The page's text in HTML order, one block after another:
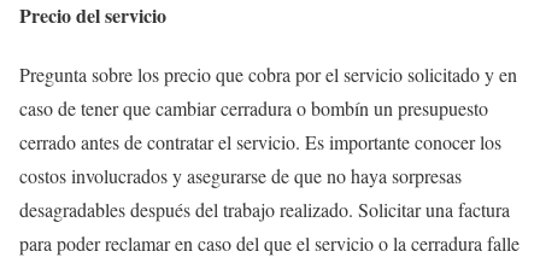
Precio del servicio
Pregunta sobre los precio que cobra por el servicio solicitado y en
caso de tener que cambiar cerradura o bombín un presupuesto
cerrado antes de contratar el servicio. Es importante conocer los
costos involucrados y asegurarse de que no haya sorpresas
desagradables después del trabajo realizado. Solicitar una factura
para poder reclamar en caso del que el servicio o la cerradura falle